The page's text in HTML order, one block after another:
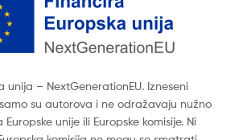
unija – NextGenerationEU. Izneseni
su autorova i ne odražavaju nužno
unije ili Europske komisije. Ni